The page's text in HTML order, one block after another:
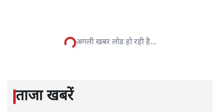
लेखक सत्यहिंदी के संपादक हैं।